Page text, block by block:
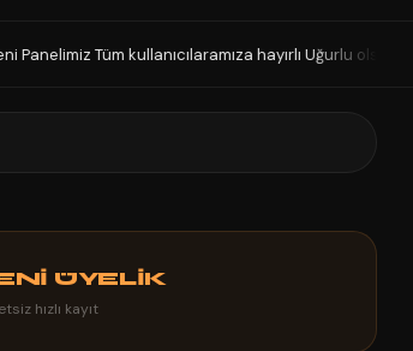
hayırlı Uğurlu olsun. ZorluPanel
ÜYELİK
hızlı kayıt